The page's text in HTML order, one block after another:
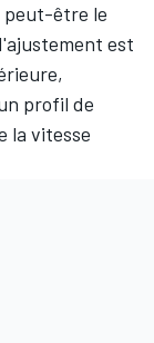
peut-être le
est
profil de
la vitesse